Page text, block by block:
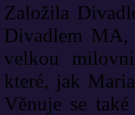
Založila
Divadlem MA,
velkou
které, jak
Věnuje se